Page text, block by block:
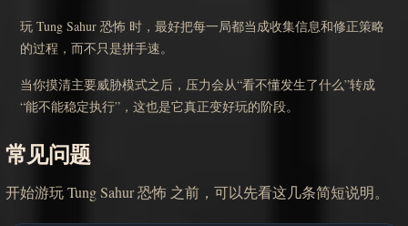
玩 Tung Sahur 恐怖 时，最好把每一局都当成收集信息和修正策略
的过程，而不只是拼手速。
当你摸清主要威胁模式之后，压力会从“看不懂发生了什么”转成
“能不能稳定执行”，这也是它真正变好玩的阶段。
常见问题
开始游玩 Tung Sahur 恐怖 之前，可以先看这几条简短说明。